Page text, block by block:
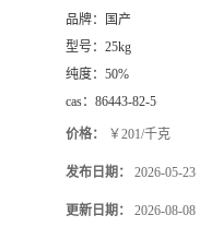
品牌：
国产
型号： 25kg
纯度： 50%
cas： 86443-82-5
价格： ￥201/千克
发布日期： 2026-05-23
更新日期： 2026-08-08